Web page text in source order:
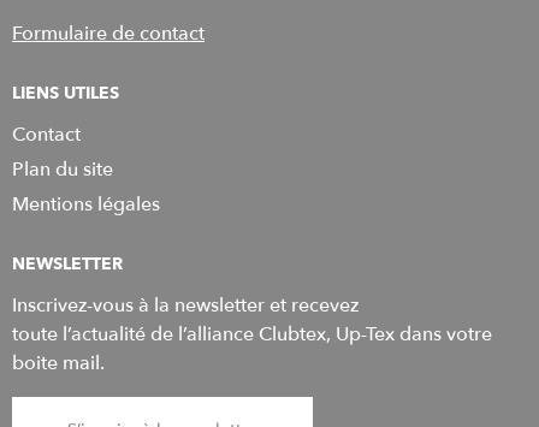
Formulaire de contact
LIENS UTILES
Contact
Plan du site
Mentions légales
NEWSLETTER
Inscrivez-vous à la newsletter et recevez
toute l’actualité de l’alliance Clubtex, Up-Tex dans votre
boite mail.